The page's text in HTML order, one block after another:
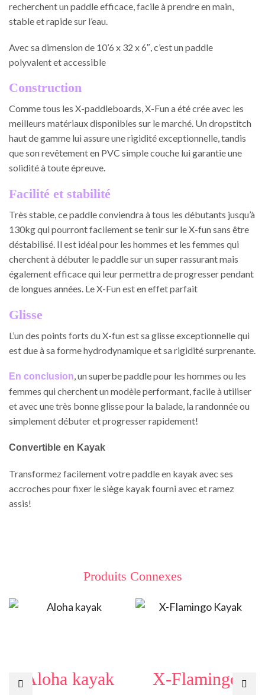
recherchent un paddle efficace, facile à prendre en main,
stable et rapide sur l’eau.
Avec sa dimension de 10’6 x 32 x 6″, c’est un paddle
polyvalent et accessible
Construction
Comme tous les X-paddleboards, X-Fun a été crée avec les
meilleurs matériaux disponibles sur le marché. Un dropstitch
haut de gamme lui assure une rigidité exceptionnelle, tandis
que son revêtement en PVC simple couche lui garantie une
solidité à toute épreuve.
Facilité et stabilité
Très stable, ce paddle conviendra à tous les débutants jusqu’à
130kg qui pourront facilement se tenir sur le X-fun sans être
déstabilisé. Il est idéal pour les hommes et les femmes qui
cherchent à débuter le paddle sur un super rassurant mais
également efficace qui leur permettra de progresser pendant
de longues années. Le X-Fun est en effet parfait
Glisse
L’un des points forts du X-fun est sa glisse exceptionnelle qui
est due à sa forme hydrodynamique et sa rigidité surprenante.
En conclusion, un superbe paddle pour les hommes ou les
femmes qui cherchent un modèle performant, facile à utiliser
et avec une très bonne glisse pour la balade, la randonnée ou
simplement débuter et progresser rapidement!
Convertible en Kayak
Transformez facilement votre paddle en kayak avec ses
accroches pour fixer le siège kayak fourni avec et ramez
assis!
Produits Connexes
Aloha kayak
X-Flamingo